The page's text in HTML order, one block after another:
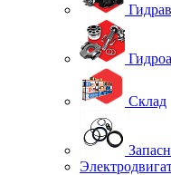
Склад